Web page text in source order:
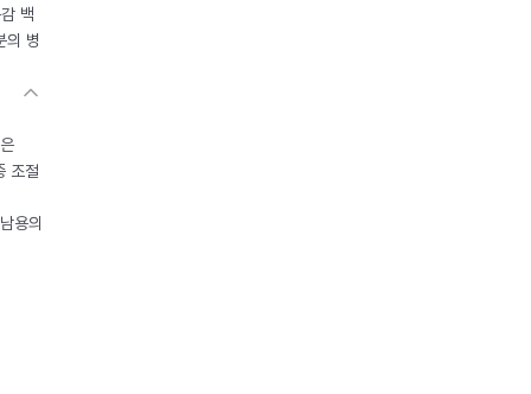
백
의 병
조절
용의